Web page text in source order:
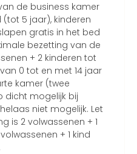
de business kamer
(tot 5 jaar), kinderen
gratis in het bed
bezetting van de
+ 2 kinderen tot
0 tot en met 14 jaar
kamer (twee
dicht mogelijk bij
niet mogelijk. Let
is 2 volwassenen + 1
+ 1 kind